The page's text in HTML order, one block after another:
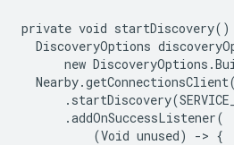
private void
DiscoveryOptions
new
      .addOnSuccessListener(
          (Void unused) -> {